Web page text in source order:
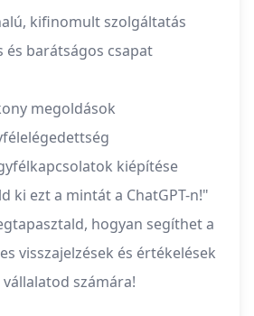
kifinomult szolgáltatás
és barátságos csapat
megoldások
kiépítése
ki ezt a mintát a ChatGPT-n!"
hogyan segíthet a
visszajelzések és értékelések
számára!